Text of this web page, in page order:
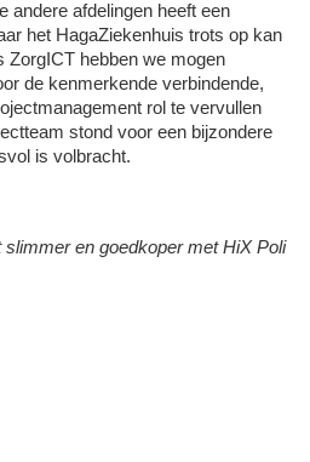
andere afdelingen heeft een
het HagaZiekenhuis trots op kan
ZorgICT hebben we mogen
de kenmerkende verbindende,
rol te vervullen
stond voor een bijzondere
is volbracht.
en goedkoper met HiX Poli